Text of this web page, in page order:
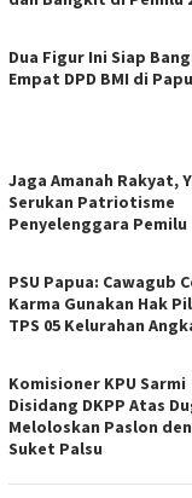
Dua Figur Ini Siap
Empat DPD BMI di
Jaga Amanah Rakyat,
Serukan Patriotisme
Penyelenggara Pemilu
PSU Papua: Cawagub
Karma Gunakan Hak
TPS 05 Kelurahan
Komisioner KPU Sarmi
Disidang DKPP Atas
Meloloskan Paslon
Suket Palsu